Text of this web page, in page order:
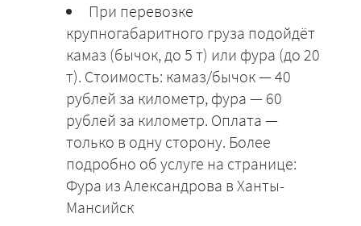
При перевозке
крупногабаритного груза подойдёт
камаз (бычок, до 5 т) или фура (до 20
т). Стоимость: камаз/бычок — 40
рублей за километр, фура — 60
рублей за километр. Оплата —
только в одну сторону. Более
подробно об услуге на странице:
Фура из Александрова в Ханты-
Мансийск